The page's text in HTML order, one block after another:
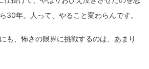
30年。人って、やること変わらんです。
も、怖さの限界に挑戦するのは、あまり